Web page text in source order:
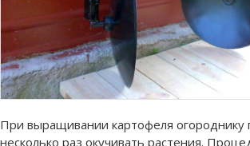
При выращивании картофеля огороднику
несколько раз окучивать растения.